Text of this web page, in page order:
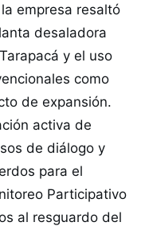
empresa resaltó
desaladora
y el uso
como
de expansión.
activa de
de diálogo y
para el
Participativo
al resguardo del